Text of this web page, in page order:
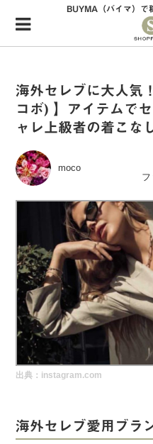
Menu
HOME
34歳独身OLバイマ実践記
ファッショントレンドを発信！
BUYMAで人気のブランド
BUYMAの売れ筋商品
実録！海外ショップで買って
海外SHOP LIST
BUYMA（バイマ）で
海外セレブに大人気
コボ) 】アイテムで
ャレ上級者の着こな
moco
出典：instagram.com
海外セレブ愛用ブラ